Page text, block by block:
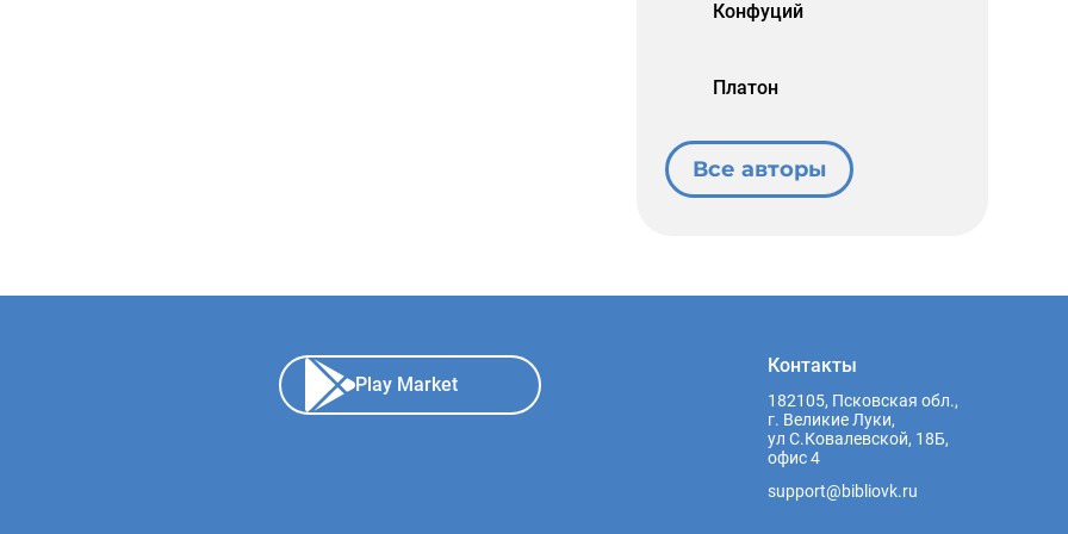
Конфуций
Платон
Все авторы
Play Market
Контакты
182105, Псковская обл.,
г. Великие Луки,
ул С.Ковалевской, 18Б,
офис 4
support@bibliovk.ru